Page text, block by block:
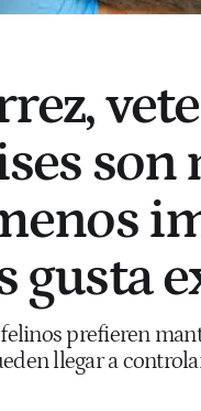
son
gusta
prefieren
llegar a